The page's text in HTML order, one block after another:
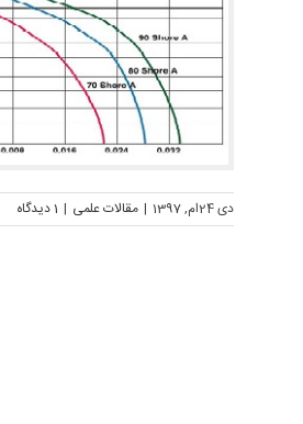
دی 24ام, 1397 | مقالات علمی | 1 ديدگاه